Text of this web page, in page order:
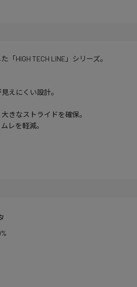
HIGH TECH LINE」シリーズ。
えにくい設計。
きなストライドを確保。
レを軽減。